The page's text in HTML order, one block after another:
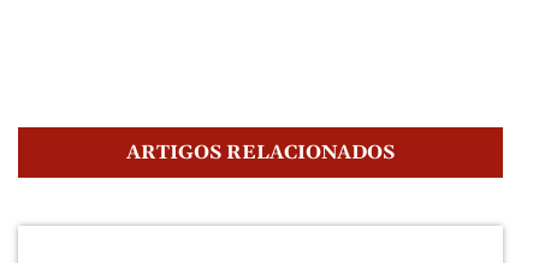
ARTIGOS RELACIONADOS